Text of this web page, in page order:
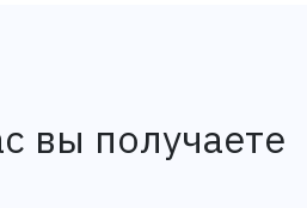
вы получаете